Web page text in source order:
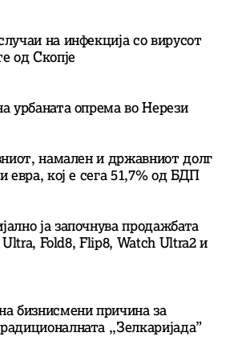
на инфекција со вирусот
од Скопје
урбаната опрема во Нерези
намален и државниот долг
евра, кој e сега 51,7% од БДП
ја започнува продажбата
Fold8, Flip8, Watch Ultra2 и
бизнисмени причина за
,,Зелкаријада”